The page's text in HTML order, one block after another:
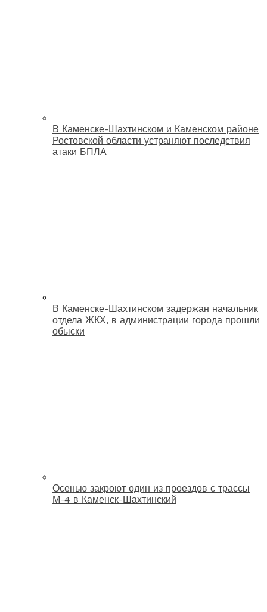
В Каменске-Шахтинском и Каменском районе
Ростовской области устраняют последствия
атаки БПЛА
В Каменске-Шахтинском задержан начальник
отдела ЖКХ, в администрации города прошли
обыски
Осенью закроют один из проездов с трассы
М-4 в Каменск-Шахтинский